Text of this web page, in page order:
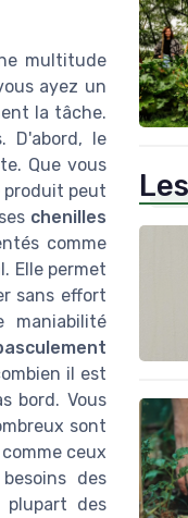
multitude
ayez un
la tâche.
D'abord, le
Que vous
produit peut
chenilles
comme
Elle permet
sans effort
maniabilité
il est
bord. Vous
sont
ceux
des
des